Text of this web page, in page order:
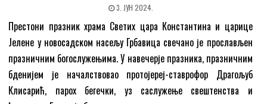
3. ЈУН 2024.
Престони празник храма Светих цара Константина и царице
Јелене у новосадском насељу Грбавица свечано је прослављен
празничним богослужењима. У навечерје празника, празничним
бденијем је началствовао протојереј-ставрофор Драгољуб
Клисарић, парох бегечки, уз саслужење свештенства и